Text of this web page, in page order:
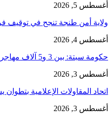
أغسطس 5, 2026
ولاية أمن طنجة تنجح في توقيف
أغسطس 4, 2026
حكومة سبتة: بين 3 و5 آلاف مهاجر ما زالوا داخل المدينة و862…
أغسطس 3, 2026
اتحاد المقاولات الإعلامية
أغسطس 3, 2026